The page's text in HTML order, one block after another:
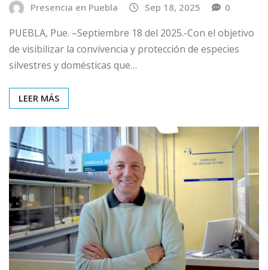
Presencia en Puebla Sep 18, 2025 0
PUEBLA, Pue. –Septiembre 18 del 2025.-Con el objetivo
de visibilizar la convivencia y protección de especies
silvestres y domésticas que…
LEER MÁS